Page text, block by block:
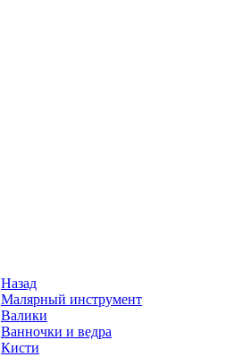
Назад
Малярный инструмент
Валики
Ванночки и ведра
Кисти